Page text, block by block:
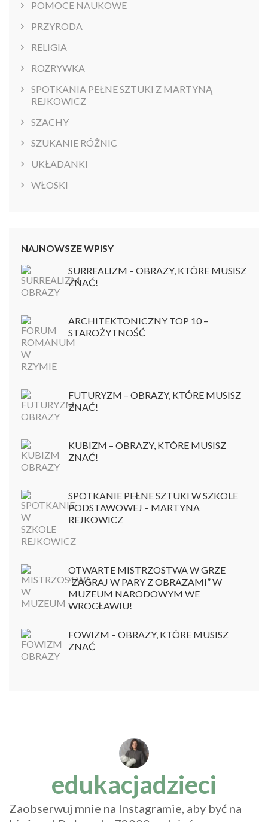
POMOCE NAUKOWE
PRZYRODA
RELIGIA
ROZRYWKA
SPOTKANIA PEŁNE SZTUKI Z MARTYNĄ
REJKOWICZ
SZACHY
SZUKANIE RÓŻNIC
UKŁADANKI
WŁOSKI
NAJNOWSZE WPISY
SURREALIZM – OBRAZY, KTÓRE MUSISZ
ZNAĆ!
ARCHITEKTONICZNY TOP 10 –
STAROŻYTNOŚĆ
FUTURYZM – OBRAZY, KTÓRE MUSISZ
ZNAĆ!
KUBIZM – OBRAZY, KTÓRE MUSISZ
ZNAĆ!
SPOTKANIE PEŁNE SZTUKI W SZKOLE
PODSTAWOWEJ – MARTYNA
REJKOWICZ
OTWARTE MISTRZOSTWA W GRZE
“ZAGRAJ W PARY Z OBRAZAMI” W
MUZEUM NARODOWYM WE
WROCŁAWIU!
FOWIZM – OBRAZY, KTÓRE MUSISZ
ZNAĆ
edukacjadzieci
Zaobserwuj mnie na Instagramie, aby być na